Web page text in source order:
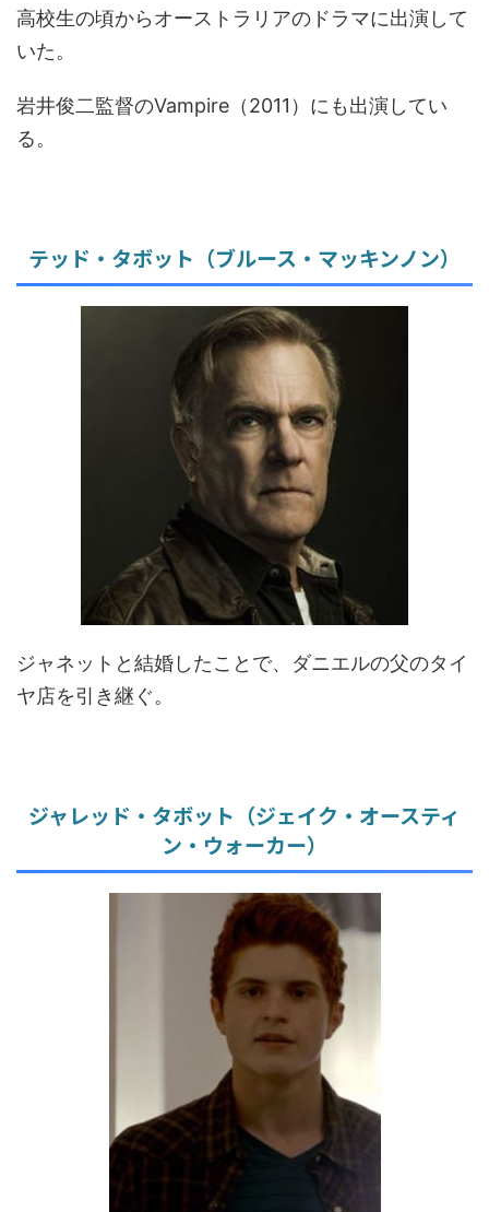
高校生の頃からオーストラリアのドラマに出演して
いた。
岩井俊二監督のVampire（2011）にも出演してい
る。
テッド・タボット（ブルース・マッキンノン）
ジャネットと結婚したことで、ダニエルの父のタイ
ヤ店を引き継ぐ。
ジャレッド・タボット（ジェイク・オースティ
ン・ウォーカー）